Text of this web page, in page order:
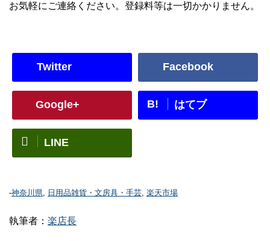
お気軽にご連絡ください。登録料等は一切かかりません。
Twitter Facebook
Google+ B! はてブ
LINE
-神奈川県, 日用品雑貨・文房具・手芸, 楽天市場
執筆者： 楽店長